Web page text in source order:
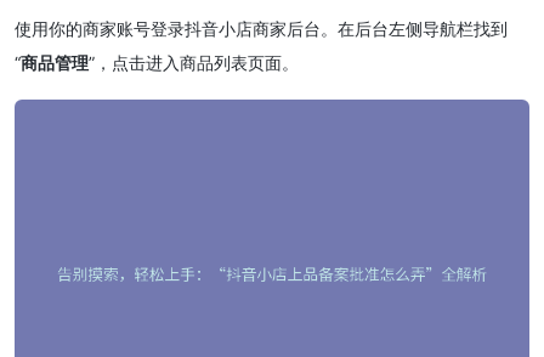
使用你的商家账号登录抖音小店商家后台。在后台左侧导航栏找到
“商品管理”，点击进入商品列表页面。